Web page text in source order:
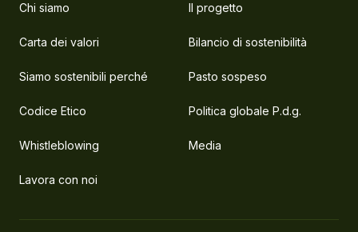
Chi siamo Il progetto
Carta dei valori Bilancio di sostenibilità
Siamo sostenibili perché Pasto sospeso
Codice Etico Politica globale P.d.g.
Whistleblowing Media
Lavora con noi